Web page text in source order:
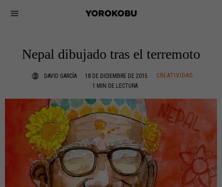
Nepal dibujado tras el terremoto
DAVID GARCÍA 18 DE DICIEMBRE DE 2015
CREATIVIDAD
1 MIN DE LECTURA